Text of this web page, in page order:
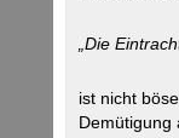
„Die
ist nicht
Demütigung